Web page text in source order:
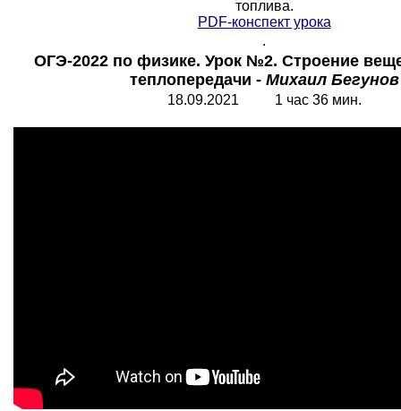
топлива.
PDF-конспект урока
.
ОГЭ-2022 по физике. Урок №2. Строение
теплопередачи - Михаил Бегунов
18.09.2021 1 час 36 мин.